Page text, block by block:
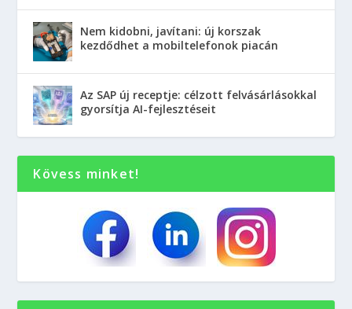
Nem kidobni, javítani: új korszak
kezdődhet a mobiltelefonok piacán
Az SAP új receptje: célzott felvásárlásokkal
gyorsítja AI-fejlesztéseit
Kövess minket!